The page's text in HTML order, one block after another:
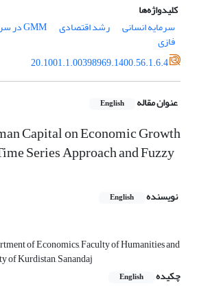
کلیدواژه‌ها
سرمایه انسانی
رشد اقتصادی GMM در سری های زمانی
فازی
20.1001.1.00398969.1400.56.1.6.4
عنوان مقاله English
Capital on Economic Growth
Series Approach and Fuzzy
نویسنده English
of Economics, Faculty of Humanities and
of Kurdistan, Sanandaj
چکیده
English